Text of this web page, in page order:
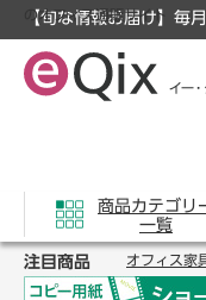
【旬な情報お届け】毎
のオフィス通販サイト
商品カテゴリ
一覧
注目商品 オフィス家